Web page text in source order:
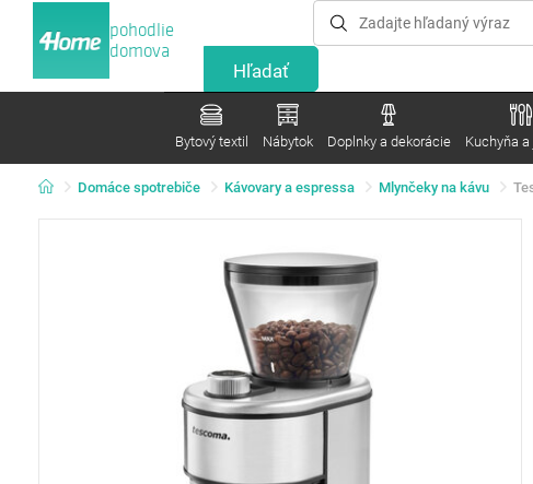
pohodlie
domova
Bytový textil Nábytok Doplnky a dekorácie Kuchyňa
Domáce spotrebiče Kávovary a espressa Mlynčeky na kávu